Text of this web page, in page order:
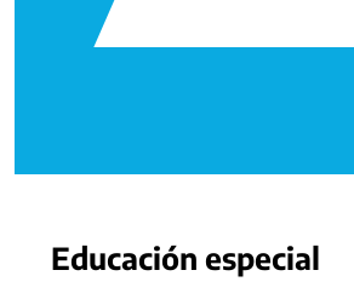
Educación especial